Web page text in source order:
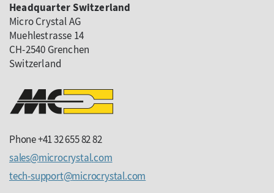
Headquarter Switzerland
Micro Crystal AG
Muehlestrasse 14
CH-2540 Grenchen
Switzerland
Phone +41 32 655 82 82
sales
microcrystalcom
tech-support
microcrystalcom